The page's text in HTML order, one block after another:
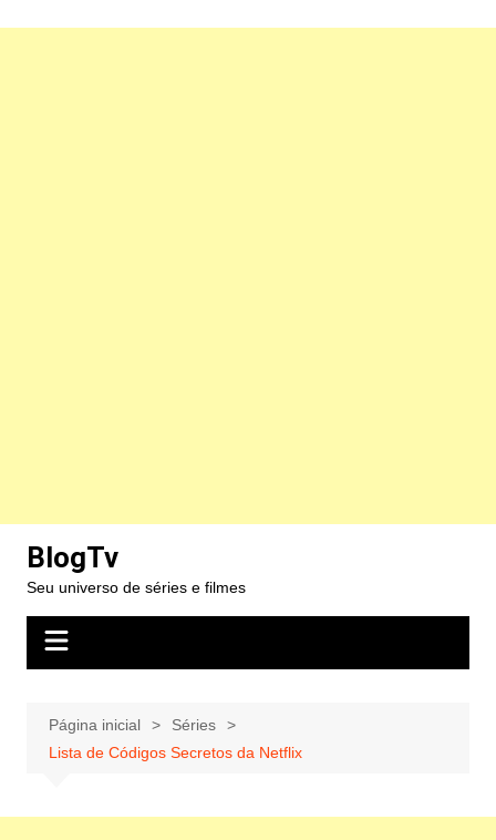
para
conteúdo
BlogTv
Seu universo de séries e filmes
Página inicial
Séries
Lista de Códigos Secretos da Netflix